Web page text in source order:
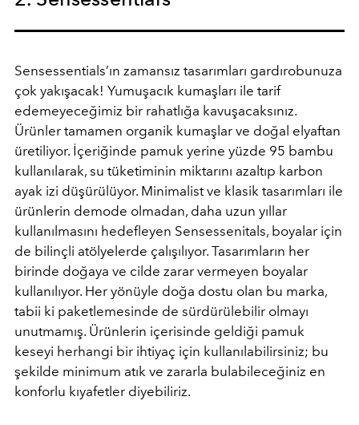
Sensessentials’ın zamansız tasarımları gardırobunuza
çok yakışacak! Yumuşacık kumaşları ile tarif
edemeyeceğimiz bir rahatlığa kavuşacaksınız.
Ürünler tamamen organik kumaşlar ve doğal elyaftan
üretiliyor. İçeriğinde pamuk yerine yüzde 95 bambu
kullanılarak, su tüketiminin miktarını azaltıp karbon
ayak izi düşürülüyor. Minimalist ve klasik tasarımları ile
ürünlerin demode olmadan, daha uzun yıllar
kullanılmasını hedefleyen Sensessenitals, boyalar için
de bilinçli atölyelerde çalışılıyor. Tasarımların her
birinde doğaya ve cilde zarar vermeyen boyalar
kullanılıyor. Her yönüyle doğa dostu olan bu marka,
tabii ki paketlemesinde de sürdürülebilir olmayı
unutmamış. Ürünlerin içerisinde geldiği pamuk
keseyi herhangi bir ihtiyaç için kullanılabilirsiniz; bu
şekilde minimum atık ve zararla bulabileceğiniz en
konforlu kıyafetler diyebiliriz.